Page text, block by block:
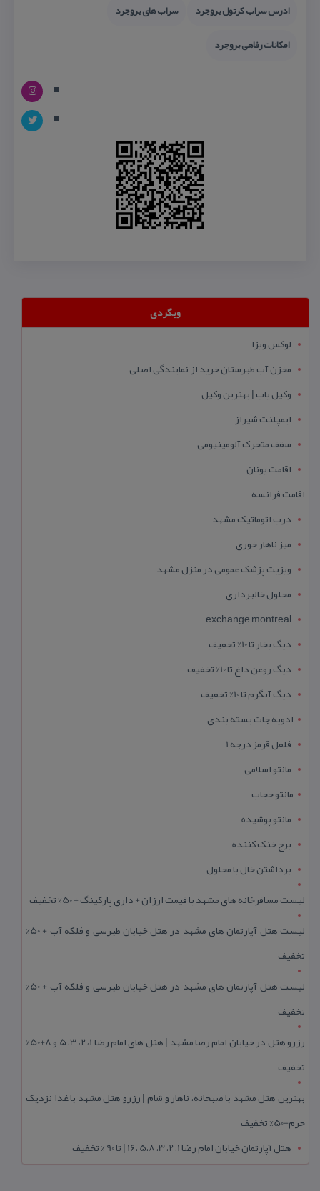
ادرس سراب كرتول بروجرد
سراب های بروجرد
امكانات رفاهی بروجرد
وبگردی
لوکس ویزا
مخزن آب طبرستان خرید از نمایندگی اصلی
وکیل یاب | بهترین وکیل
ایمپلنت شیراز
سقف متحرک آلومینیومی
اقامت یونان
اقامت فرانسه
درب اتوماتیک مشهد
میز ناهار خوری
ویزیت پزشک عمومی در منزل مشهد
محلول خالبرداری
exchange montreal
دیگ بخار تا 10% تخفیف
دیگ روغن داغ تا 10% تخفیف
دیگ آبگرم تا 10% تخفیف
ادویه جات بسته بندی
فلفل قرمز درجه 1
مانتو اسلامی
مانتو حجاب
مانتو پوشیده
برج خنک کننده
برداشتن خال با محلول
لیست مسافرخانه های مشهد با قیمت ارزان + داری پارکینگ + 50% تخفیف
لیست هتل آپارتمان های مشهد در هتل خیابان طبرسی و فلکه آب + 50%
تخفیف
لیست هتل آپارتمان های مشهد در هتل خیابان طبرسی و فلکه آب + 50%
تخفیف
رزرو هتل در خیابان امام رضا مشهد | هتل‌ های امام رضا 1، 2، 3، 5 و 8+50%
تخفیف
بهترین هتل مشهد با صبحانه، ناهار و شام | رزرو هتل مشهد با غذا نزدیک
حرم+50% تخفیف
هتل آپارتمان خیابان امام رضا 1، 2، 3، 5،8 ،16 | تا 90 % تخفیف